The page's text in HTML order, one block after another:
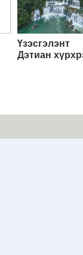
Үзэсгэлэнт
Дэтиан